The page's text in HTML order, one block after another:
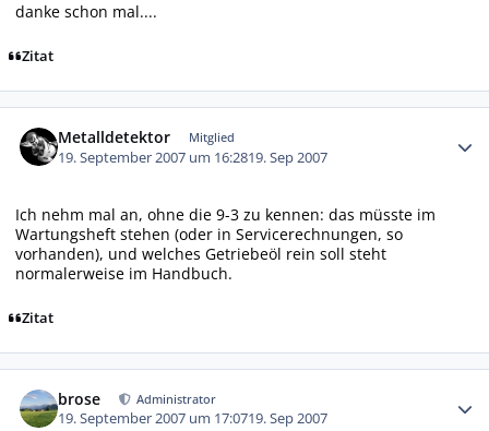
danke schon mal....
Zitat
Metalldetektor Mitglied
19. September 2007 um 16:2819. Sep 2007
Ich nehm mal an, ohne die 9-3 zu kennen: das müsste im
Wartungsheft stehen (oder in Servicerechnungen, so
vorhanden), und welches Getriebeöl rein soll steht
normalerweise im Handbuch.
Zitat
brose Administrator
19. September 2007 um 17:0719. Sep 2007